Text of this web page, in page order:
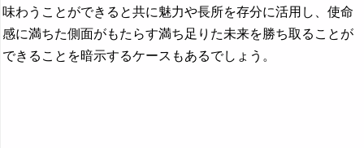
味わうことができると共に魅力や長所を存分に活用し、使命
感に満ちた側面がもたらす満ち足りた未来を勝ち取ることが
できることを暗示するケースもあるでしょう。